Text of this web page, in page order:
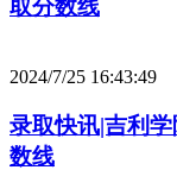
取分数线
2024/7/25 16:43:49
录取快讯|吉利
数线